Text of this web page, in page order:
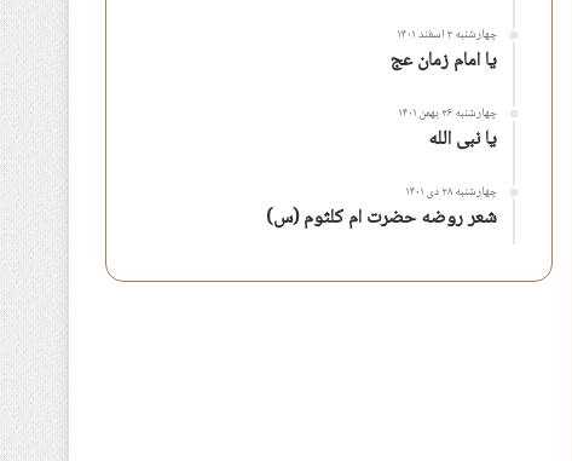
چهارشنبه ۳ اسفند ۱۴۰۱
یا امام زمان عج
چهارشنبه ۲۶ بهمن ۱۴۰۱
یا نبی الله
چهارشنبه ۲۸ دی ۱۴۰۱
شعر روضه حضرت ام کلثوم (س)